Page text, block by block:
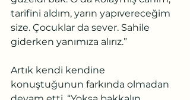
tarifini aldım, yarın yapıvereceğim
size. Çocuklar da sever. Sahile
giderken yanımıza alırız.”
Artık kendi kendine
konuştuğunun farkında olmadan